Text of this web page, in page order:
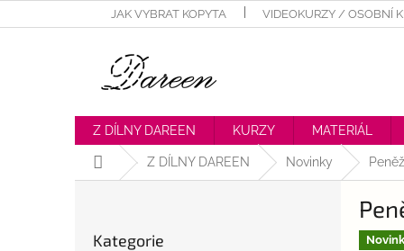
na
JAK VYBRAT KOPYTA VIDEOKURZY / OSOBNÍ
Z DÍLNY DAREEN KURZY MATERIÁL
Domů Z DÍLNY DAREEN Novinky
kategorie
Kategorie